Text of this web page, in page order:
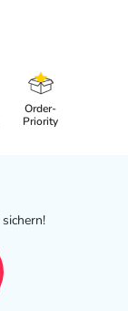
Order-
Priority
sichern!